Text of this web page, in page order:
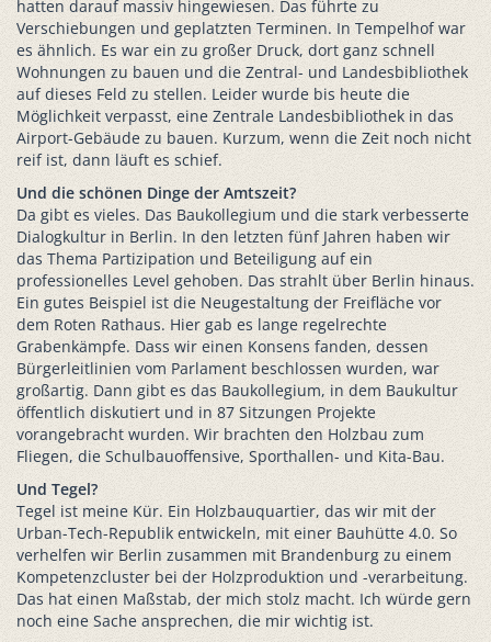
hatten darauf massiv hingewiesen. Das führte zu
Verschiebungen und geplatzten Terminen. In Tempelhof war
es ähnlich. Es war ein zu großer Druck, dort ganz schnell
Wohnungen zu bauen und die Zentral- und Landesbibliothek
auf dieses Feld zu stellen. Leider wurde bis heute die
Möglichkeit verpasst, eine Zentrale Landesbibliothek in das
Airport-Gebäude zu bauen. Kurzum, wenn die Zeit noch nicht
reif ist, dann läuft es schief.
Und die schönen Dinge der Amtszeit?
Da gibt es vieles. Das Baukollegium und die stark verbesserte
Dialogkultur in Berlin. In den letzten fünf Jahren haben wir
das Thema Partizipation und Beteiligung auf ein
professionelles Level gehoben. Das strahlt über Berlin hinaus.
Ein gutes Beispiel ist die Neugestaltung der Freifläche vor
dem Roten Rathaus. Hier gab es lange regelrechte
Grabenkämpfe. Dass wir einen Konsens fanden, dessen
Bürgerleitlinien vom Parlament beschlossen wurden, war
großartig. Dann gibt es das Baukollegium, in dem Baukultur
öffentlich diskutiert und in 87 Sitzungen Projekte
vorangebracht wurden. Wir brachten den Holzbau zum
Fliegen, die Schulbauoffensive, Sporthallen- und Kita-Bau.
Und Tegel?
Tegel ist meine Kür. Ein Holzbauquartier, das wir mit der
Urban-Tech-Republik entwickeln, mit einer Bauhütte 4.0. So
verhelfen wir Berlin zusammen mit Brandenburg zu einem
Kompetenzcluster bei der Holzproduktion und -verarbeitung.
Das hat einen Maßstab, der mich stolz macht. Ich würde gern
noch eine Sache ansprechen, die mir wichtig ist.